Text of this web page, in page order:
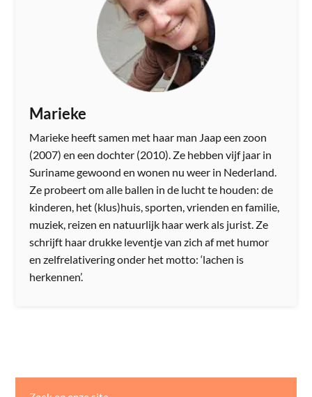
Marieke
Marieke heeft samen met haar man Jaap een zoon
(2007) en een dochter (2010). Ze hebben vijf jaar in
Suriname gewoond en wonen nu weer in Nederland.
Ze probeert om alle ballen in de lucht te houden: de
kinderen, het (klus)huis, sporten, vrienden en familie,
muziek, reizen en natuurlijk haar werk als jurist. Ze
schrijft haar drukke leventje van zich af met humor
en zelfrelativering onder het motto: ‘lachen is
herkennen’.